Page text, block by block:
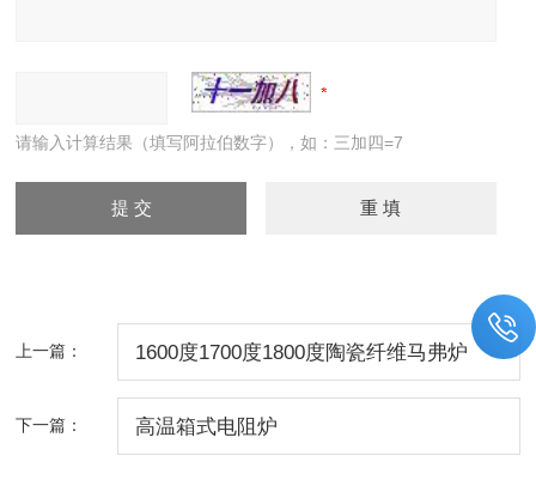
请输入计算结果（填写阿拉伯数字），如：三加四=7
上一篇： 1600度1700度1800度陶瓷纤维马弗炉
下一篇： 高温箱式电阻炉